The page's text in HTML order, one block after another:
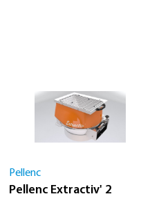
Pellenc
Pellenc Extractiv' 2